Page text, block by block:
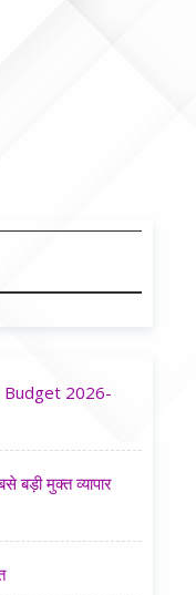
Budget 2026-
बड़ी मुक्त व्यापार